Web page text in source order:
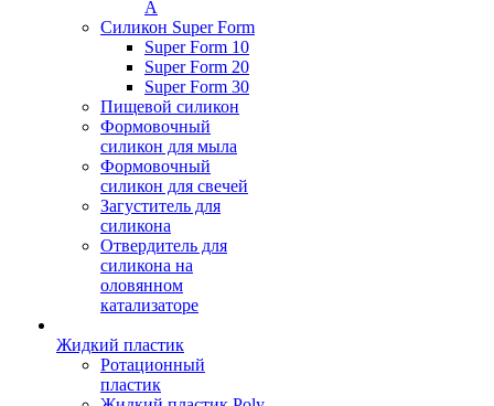
А
Силикон Super Form
Super Form 10
Super Form 20
Super Form 30
Пищевой силикон
Формовочный
силикон для мыла
Формовочный
силикон для свечей
Загуститель для
силикона
Отвердитель для
силикона на
оловянном
катализаторе
Жидкий пластик
Ротационный
пластик